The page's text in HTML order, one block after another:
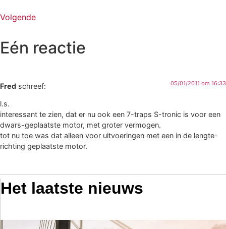
Volgende
Eén reactie
Fred schreef: 05/01/2011 om 16:33
l.s.
interessant te zien, dat er nu ook een 7-traps S-tronic is voor een
dwars-geplaatste motor, met groter vermogen.
tot nu toe was dat alleen voor uitvoeringen met een in de lengte-
richting geplaatste motor.
Het laatste nieuws